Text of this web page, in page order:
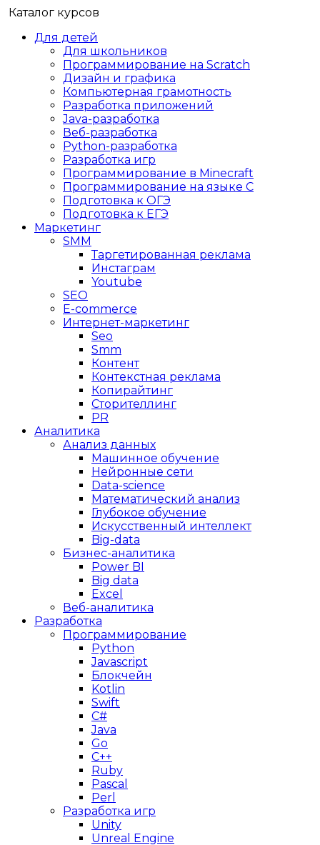
Каталог курсов
Для детей
Для школьников
Программирование на Scratch
Дизайн и графика
Компьютерная грамотность
Разработка приложений
Java-разработка
Веб-разработка
Python-разработка
Разработка игр
Программирование в Minecraft
Программирование на языке C
Подготовка к ОГЭ
Подготовка к ЕГЭ
Маркетинг
SMM
Таргетированная реклама
Инстаграм
Youtube
SEO
E-сommerce
Интернет-маркетинг
Seo
Smm
Контент
Контекстная реклама
Копирайтинг
Сторителлинг
PR
Аналитика
Анализ данных
Машинное обучение
Нейронные сети
Data-science
Математический анализ
Глубокое обучение
Искусственный интеллект
Big-data
Бизнес-аналитика
Power BI
Big data
Excel
Веб-аналитика
Разработка
Программирование
Python
Javascript
Блокчейн
Kotlin
Swift
C#
Java
Go
C++
Ruby
Pascal
Perl
Разработка игр
Unity
Unreal Engine